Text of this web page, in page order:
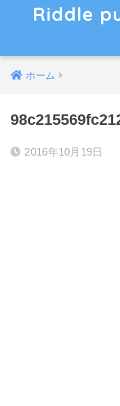
Riddle
ホーム
2016年10月19日